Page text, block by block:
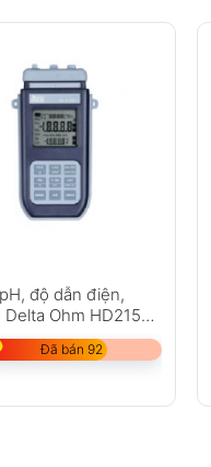
độ dẫn điện,
Ohm HD2156.1
Đã bán 92